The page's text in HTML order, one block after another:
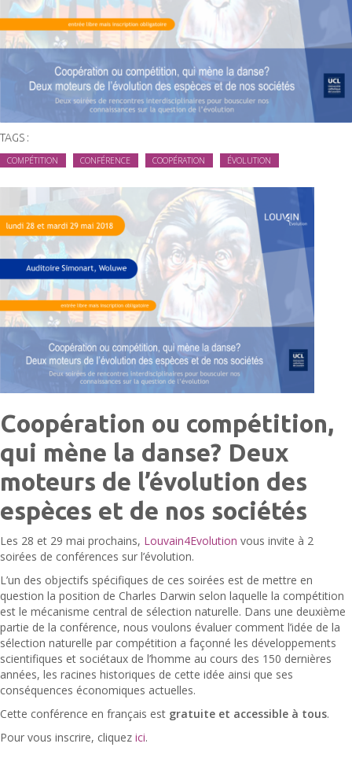
TAGS :
COMPÉTITION CONFÉRENCE COOPÉRATION ÉVOLUTION
Coopération ou compétition,
qui mène la danse? Deux
moteurs de l’évolution des
espèces et de nos sociétés
Les 28 et 29 mai prochains, Louvain4Evolution vous invite à 2
soirées de conférences sur l’évolution.
L’un des objectifs spécifiques de ces soirées est de mettre en
question la position de Charles Darwin selon laquelle la compétition
est le mécanisme central de sélection naturelle. Dans une deuxième
partie de la conférence, nous voulons évaluer comment l’idée de la
sélection naturelle par compétition a façonné les développements
scientifiques et sociétaux de l’homme au cours des 150 dernières
années, les racines historiques de cette idée ainsi que ses
conséquences économiques actuelles.
Cette conférence en français est gratuite et accessible à tous.
Pour vous inscrire, cliquez ici.